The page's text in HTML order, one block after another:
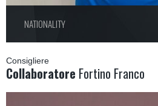
NATIONALITY
Consigliere
Collaboratore Fortino Franco